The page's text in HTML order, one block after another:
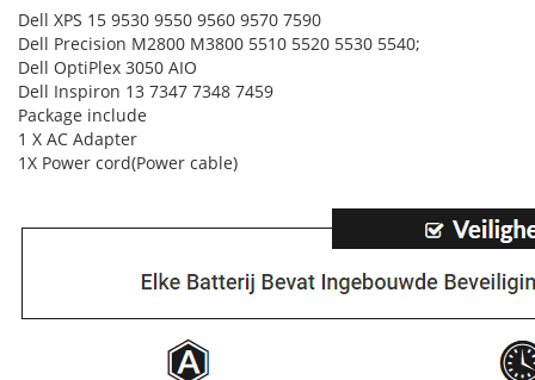
Dell XPS 15 9530 9550 9560 9570 7590
Dell Precision M2800 M3800 5510 5520 5530 5540;
Dell OptiPlex 3050 AIO
Dell Inspiron 13 7347 7348 7459
Package include
1 X AC Adapter
1X Power cord(Power cable)